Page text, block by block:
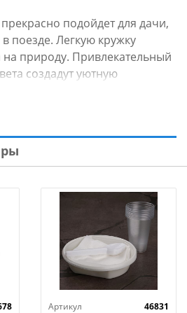
подойдет для дачи,
поезде. Легкую кружку
на природу. Привлекательный
создадут уютную
интерьер дачи. Прочный
подходит для
Температурный
Артикул
46831